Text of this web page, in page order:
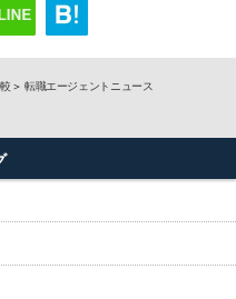
転職エージェントニュース